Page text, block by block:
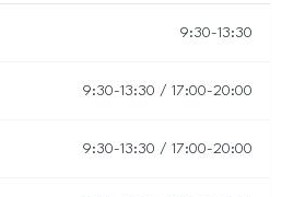
9:30-13:30
9:30-13:30 / 17:00-20:00
9:30-13:30 / 17:00-20:00